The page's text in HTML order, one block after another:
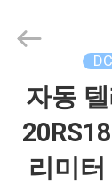
2026
Co.,Ltd.
Rights
Reserved.
자동
리미